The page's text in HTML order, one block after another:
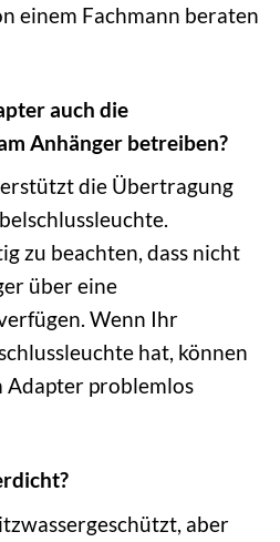
einem Fachmann beraten
auch die
Anhänger betreiben?
die Übertragung
zu beachten, dass nicht
über eine
Wenn Ihr
hat, können
Adapter problemlos
aber